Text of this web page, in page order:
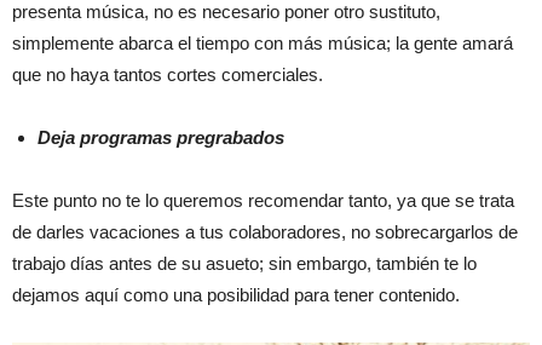
presenta música, no es necesario poner otro sustituto,
simplemente abarca el tiempo con más música; la gente amará
que no haya tantos cortes comerciales.
Deja programas pregrabados
Este punto no te lo queremos recomendar tanto, ya que se trata
de darles vacaciones a tus colaboradores, no sobrecargarlos de
trabajo días antes de su asueto; sin embargo, también te lo
dejamos aquí como una posibilidad para tener contenido.